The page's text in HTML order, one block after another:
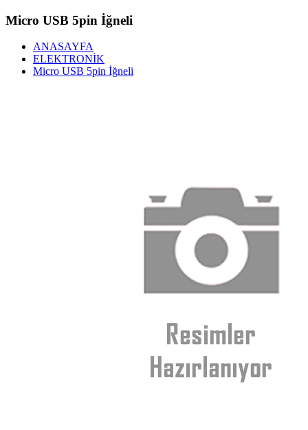
Micro USB 5pin İğneli
ANASAYFA
ELEKTRONİK
Micro USB 5pin İğneli